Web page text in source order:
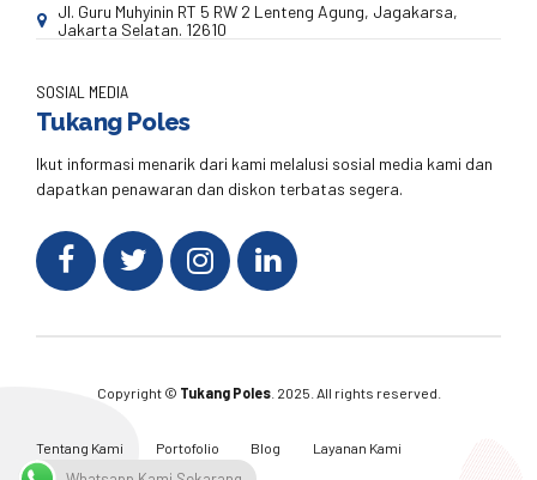
Jl. Guru Muhyinin RT 5 RW 2 Lenteng Agung, Jagakarsa,
Jakarta Selatan. 12610
SOSIAL MEDIA
Tukang Poles
Ikut informasi menarik dari kami melalusi sosial media kami dan
dapatkan penawaran dan diskon terbatas segera.
Copyright © Tukang Poles. 2025. All rights reserved.
Tentang Kami Portofolio Blog
Layanan Kami
Kontak Kami